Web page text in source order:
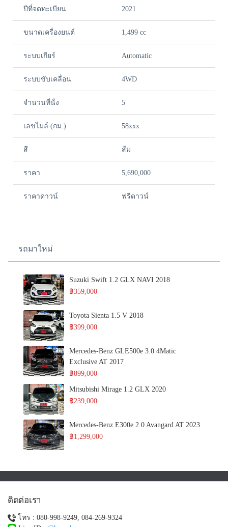
ปีที่จดทะเบียน 2021
ขนาดเครื่องยนต์ 1,499 cc
ระบบเกียร์ Automatic
ระบบขับเคลื่อน 4WD
จำนวนที่นั่ง 5
เลขไมล์ (กม.) 58xxx
สี ส้ม
ราคา 5,690,000
ราคาดาวน์ ฟรีดาวน์
รถมาใหม่
Suzuki Swift 1.2 GLX NAVI 2018
฿359,000
Toyota Sienta 1.5 V 2018
฿399,000
Mercedes-Benz GLE500e 3.0 4Matic
Exclusive AT 2017
฿899,000
Mitsubishi Mirage 1.2 GLX 2020
฿239,000
Mercedes-Benz E300e 2.0 Avangard AT 2023
฿1,299,000
ติดต่อเรา
โทร : 080-998-9249, 084-269-9324